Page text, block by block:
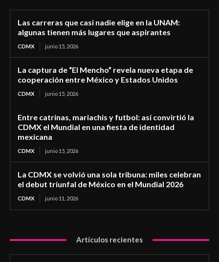
Las carreras que casi nadie elige en la UNAM:
algunas tienen más lugares que aspirantes
CDMX junio 15, 2026
La captura de “El Mencho” revela nueva etapa de
cooperación entre México y Estados Unidos
CDMX junio 15, 2026
Entre catrinas, mariachis y futbol: así convirtió la
CDMX el Mundial en una fiesta de identidad
mexicana
CDMX junio 15, 2026
La CDMX se volvió una sola tribuna: miles celebran
el debut triunfal de México en el Mundial 2026
CDMX junio 11, 2026
Artículos recientes